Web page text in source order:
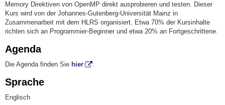
Memory Direktiven von OpenMP direkt ausprobieren und testen. Dieser
Kurs wird von der Johannes-Gutenberg-Universität Mainz in
Zusammenarbeit mit dem HLRS organisiert. Etwa 70% der Kursinhalte
richten sich an Programmier-Beginner und etwa 20% an Fortgeschrittene.
Agenda
Die Agenda finden Sie hier .
Sprache
Englisch